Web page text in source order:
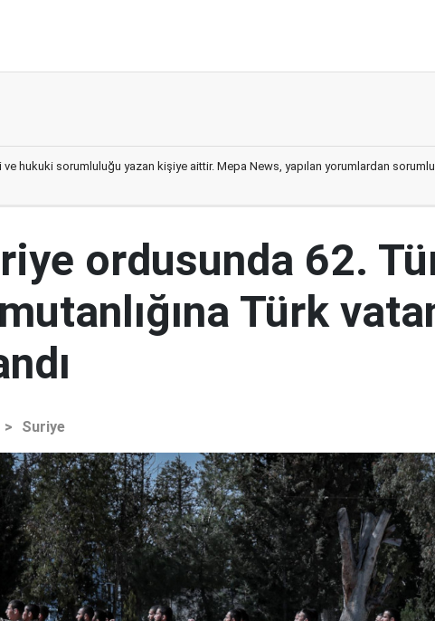
ve hukuki sorumluluğu yazan kişiye aittir. Mepa News, yapılan yorumlardan
ordusunda 62.
Türk
> Suriye